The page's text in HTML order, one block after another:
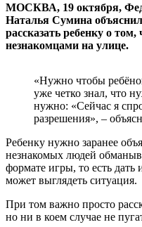
МОСКВА, 19 октября,
Наталья Сумина
рассказать ребенку о том,
незнакомцами на улице.
«Нужно чтобы
уже четко знал, что
нужно: «Сейчас я
разрешения», –
Ребенку нужно заранее
незнакомых людей
формате игры, то есть дать
может выглядеть ситуация.
При том важно просто
но ни в коем случае не